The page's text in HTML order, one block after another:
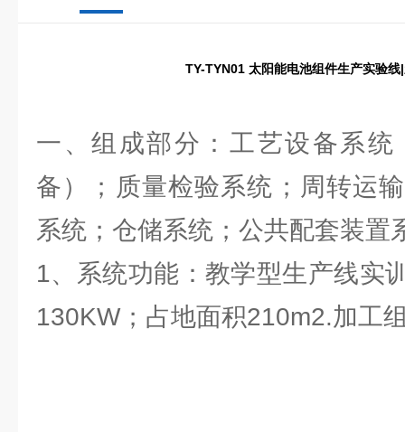
TY-TYN01 太阳能电池组件生产实验
一、组成部分：工艺设备系
备）；质量检验系统；周转运
系统；仓储系统；公共配套装置
1、系统功能：教学型生产线实
130KW；占地面积210m2.加工